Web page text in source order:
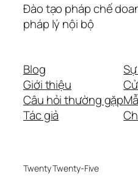
Đào tạo pháp chế
pháp lý nội bộ
Blog
Giới thiệu
Câu hỏi thường gặp
Tác giả
Twenty Twenty-Five